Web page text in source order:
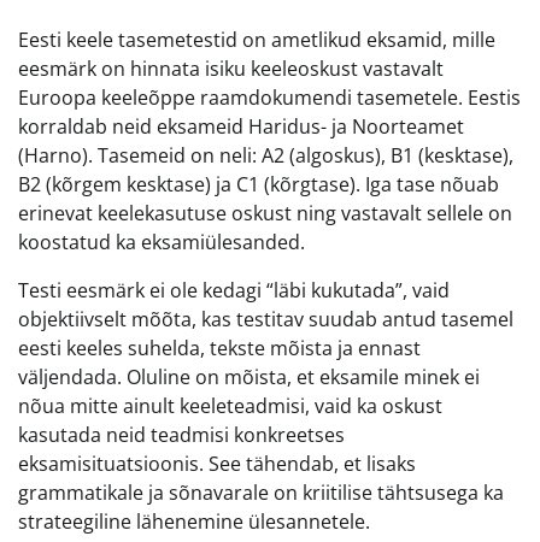
Eesti keele tasemetestid on ametlikud eksamid, mille
eesmärk on hinnata isiku keeleoskust vastavalt
Euroopa keeleõppe raamdokumendi tasemetele. Eestis
korraldab neid eksameid Haridus- ja Noorteamet
(Harno). Tasemeid on neli: A2 (algoskus), B1 (kesktase),
B2 (kõrgem kesktase) ja C1 (kõrgtase). Iga tase nõuab
erinevat keelekasutuse oskust ning vastavalt sellele on
koostatud ka eksamiülesanded.
Testi eesmärk ei ole kedagi “läbi kukutada”, vaid
objektiivselt mõõta, kas testitav suudab antud tasemel
eesti keeles suhelda, tekste mõista ja ennast
väljendada. Oluline on mõista, et eksamile minek ei
nõua mitte ainult keeleteadmisi, vaid ka oskust
kasutada neid teadmisi konkreetses
eksamisituatsioonis. See tähendab, et lisaks
grammatikale ja sõnavarale on kriitilise tähtsusega ka
strateegiline lähenemine ülesannetele.